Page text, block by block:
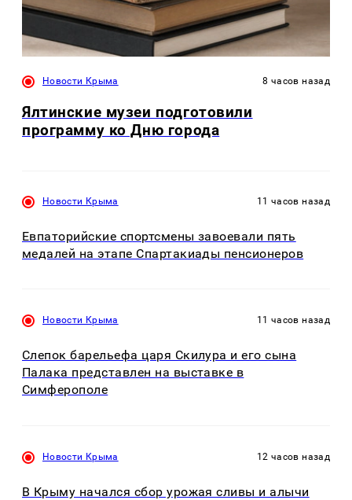
Новости Крыма 8 часов назад
Ялтинские музеи подготовили
программу ко Дню города
Новости Крыма 11 часов назад
Евпаторийские спортсмены завоевали пять
медалей на этапе Спартакиады пенсионеров
Новости Крыма 11 часов назад
Слепок барельефа царя Скилура и его сына
Палака представлен на выставке в
Симферополе
Новости Крыма 12 часов назад
В Крыму начался сбор урожая сливы и алычи